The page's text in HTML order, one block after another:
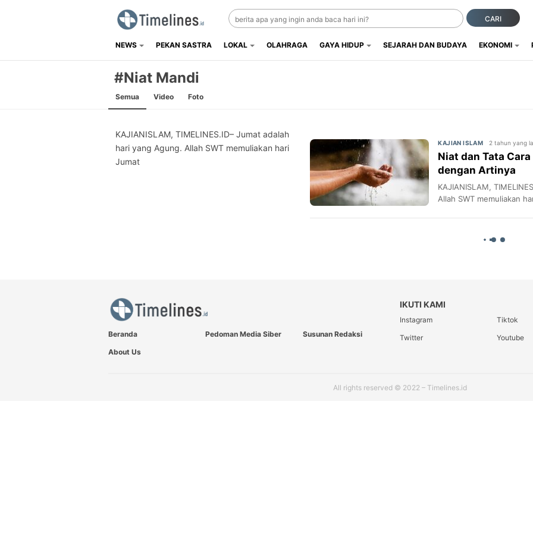
Timelines.id
Media Literasi, Sejarah & Budaya
CARI
NEWS PEKAN SASTRA LOKAL OLAHRAGA GAYA HIDUP SEJARAH DAN BUDAYA EKONOMI
#Niat Mandi
Semua Video Foto
KAJIANISLAM, TIMELINES.ID– Jumat adalah
hari yang Agung. Allah SWT memuliakan hari
Jumat
KAJIAN ISLAM 2 tahun yang
Niat dan Tata
dengan Artinya
KAJIANISLAM,
Allah SWT memuliakan
Beranda Pedoman Media Siber
Susunan Redaksi
About Us
IKUTI KAMI
Instagram Tiktok
Twitter
Youtube
All rights reserved © 2022 – Timelines.id